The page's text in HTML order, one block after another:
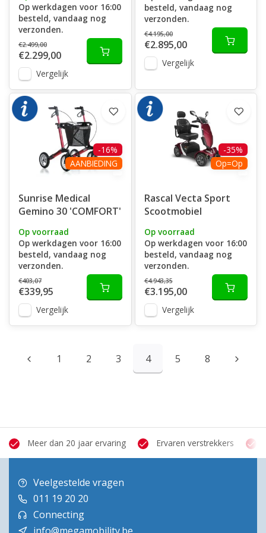
Op werkdagen voor 16:00
besteld, vandaag nog
verzonden.
€2.499,00
€2.299,00
Vergelijk
besteld, vandaag nog
verzonden.
€4.195,00
€2.895,00
Vergelijk
-16%
AANBIEDING
Sunrise Medical
Gemino 30 'COMFORT'
Op voorraad
Op werkdagen voor 16:00
besteld, vandaag nog
verzonden.
€403,07
€339,95
Vergelijk
-35%
Op=Op
Rascal Vecta Sport
Scootmobiel
Op voorraad
Op werkdagen voor 16:00
besteld, vandaag nog
verzonden.
€4.943,35
€3.195,00
Vergelijk
1 2 3 4 5 8
Meer dan 20 jaar ervaring Ervaren verstrekkers
Veelgestelde vragen
011 19 20 20
Connecting